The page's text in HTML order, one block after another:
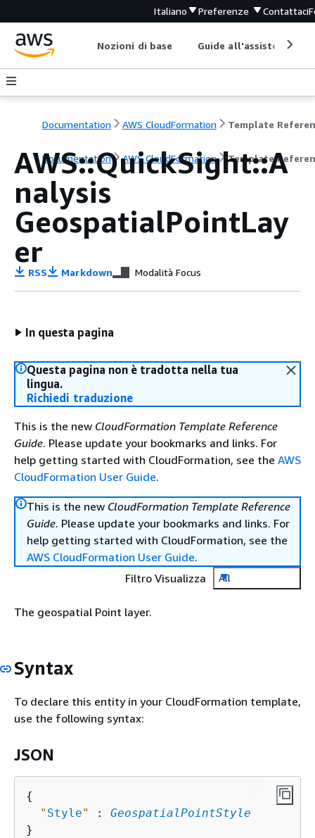
Italiano Preferenze Contattaci
Nozioni di base Guide all'assistenza
Documentation AWS CloudFormation Template
Documentation AWS CloudFormation Template
AWS::QuickSight::A
nalysis
GeospatialPointLay
er
RSS Markdown Modalità Focus
In questa pagina
Questa pagina non è tradotta nella tua
lingua.
Richiedi traduzione
This is the new CloudFormation Template Reference
Guide. Please update your bookmarks and links. For
help getting started with CloudFormation, see the AWS
CloudFormation User Guide.
This is the new CloudFormation Template Reference
Guide. Please update your bookmarks and links. For
help getting started with CloudFormation, see the
AWS CloudFormation User Guide.
Filtro Visualizza
All
The geospatial Point layer.
Syntax
To declare this entity in your CloudFormation template,
use the following syntax:
JSON
{
" Style" : GeospatialPointStyle